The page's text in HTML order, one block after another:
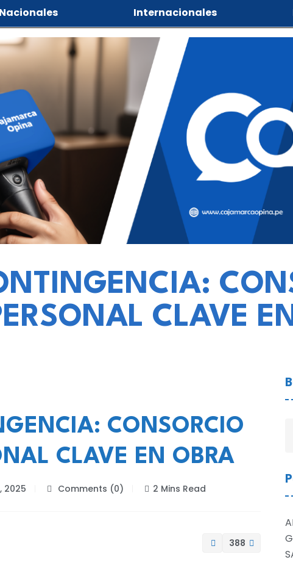
Nacionales Internacionales
CLAVE
CONSORCIO
CLAVE EN OBRA
2025 Comments (0) 2 Mins Read
388